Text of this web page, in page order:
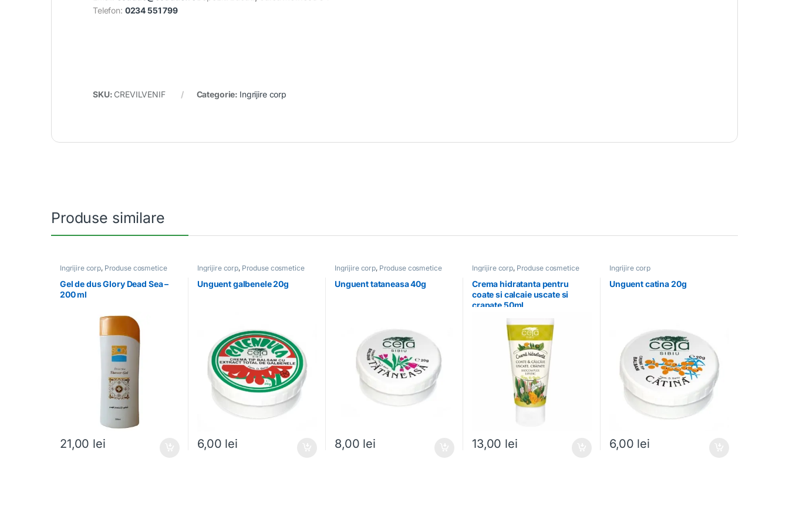
Telefon: 0234 551 799
SKU: CREVILVENIF Categorie: Ingrijire corp
Produse similare
Ingrijire corp, Produse cosmetice
Gel de dus Glory Dead Sea –
200 ml
21,00 lei
Ingrijire corp, Produse cosmetice
Unguent galbenele 20g
6,00 lei
Ingrijire corp, Produse cosmetice
Unguent tataneasa 40g
8,00 lei
Ingrijire corp, Produse cosmetice
Crema hidratanta pentru
coate si calcaie uscate si
crapate 50ml
13,00 lei
Ingrijire corp
Unguent catina 20g
6,00 lei